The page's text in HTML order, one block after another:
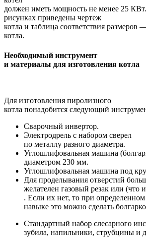
должен иметь мощность не менее 25
рисунках приведены чертеж
котла и таблица соответствия размеров
котла.
Необходимый инструмент
и материалы для изготовления котла
Для изготовления пиролизного
котла понадобится следующий
Сварочный инвертор.
Электродрель с набором сверел
по металлу разного диаметра.
Углошлифовальная машина
диаметром 230 мм.
Углошлифовальная машина под
Для проделывания отверстий
желателен газовый резак или (что
. Если их нет, то при определенном
навыке это можно сделать
Стандартный набор слесарного
зубила, напильники, струбцины и